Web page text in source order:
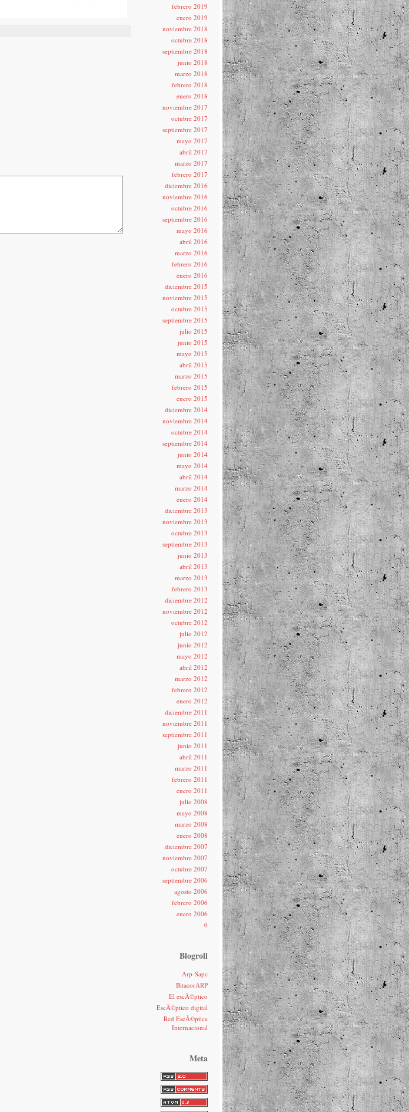
febrero 2019
enero 2019
noviembre 2018
octubre 2018
septiembre 2018
junio 2018
marzo 2018
febrero 2018
enero 2018
noviembre 2017
octubre 2017
septiembre 2017
mayo 2017
abril 2017
marzo 2017
febrero 2017
diciembre 2016
noviembre 2016
octubre 2016
septiembre 2016
mayo 2016
abril 2016
marzo 2016
febrero 2016
enero 2016
diciembre 2015
noviembre 2015
octubre 2015
septiembre 2015
julio 2015
junio 2015
mayo 2015
abril 2015
marzo 2015
febrero 2015
enero 2015
diciembre 2014
noviembre 2014
octubre 2014
septiembre 2014
junio 2014
mayo 2014
abril 2014
marzo 2014
enero 2014
diciembre 2013
noviembre 2013
octubre 2013
septiembre 2013
junio 2013
abril 2013
marzo 2013
febrero 2013
diciembre 2012
noviembre 2012
octubre 2012
julio 2012
junio 2012
mayo 2012
abril 2012
marzo 2012
febrero 2012
enero 2012
diciembre 2011
noviembre 2011
septiembre 2011
junio 2011
abril 2011
marzo 2011
febrero 2011
enero 2011
julio 2008
mayo 2008
marzo 2008
enero 2008
diciembre 2007
noviembre 2007
octubre 2007
septiembre 2006
agosto 2006
febrero 2006
enero 2006
0
Blogroll
Arp-Sapc
BitacorARP
El escÃ©ptico
EscÃ©ptico digital
Red EscÃ©ptica
Internacional
Meta